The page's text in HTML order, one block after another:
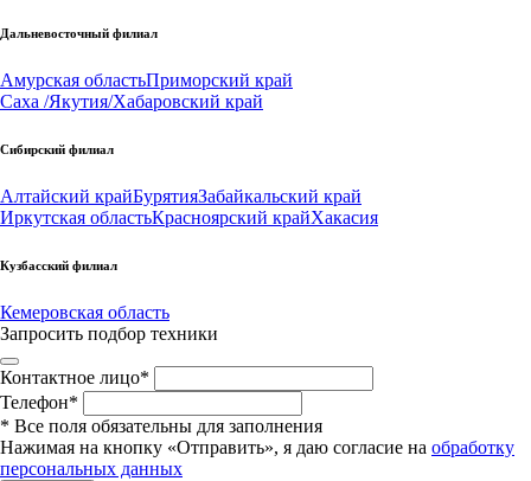
Дальневосточный филиал
Амурская областьПриморский край
Саха /Якутия/Хабаровский край
Сибирский филиал
Алтайский крайБурятияЗабайкальский край
Иркутская областьКрасноярский крайХакасия
Кузбасский филиал
Кемеровская область
Запросить подбор техники
Контактное лицо*
Телефон*
* Все поля обязательны для заполнения
Нажимая на кнопку «Отправить», я даю согласие на обработку
персональных данных